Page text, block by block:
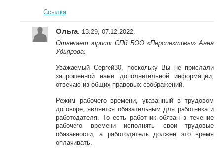
Ссылка
Ольга. 13:29, 07.12.2022.
Отвечает юрист СПб БОО «Перспективы» Анна
Удьярова:
Уважаемый Сергей30, поскольку Вы не прислали
запрошенной нами дополнительной информации,
отвечаю из общих правовых соображений.
Режим рабочего времени, указанный в трудовом
договоре, является обязательным для работника и
работодателя. То есть работник обязан в течение
рабочего времени исполнять свои трудовые
обязанности, а работодатель должен это время
оплачивать.